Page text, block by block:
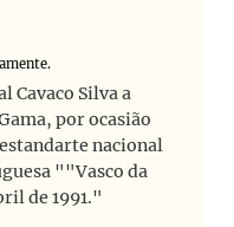
Silva a
por ocasião
nacional
""Vasco da
de 1991."